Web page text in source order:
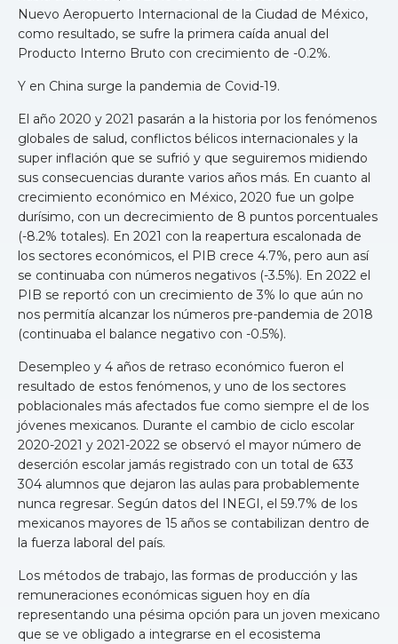
Nuevo Aeropuerto Internacional de la Ciudad de México,
como resultado, se sufre la primera caída anual del
Producto Interno Bruto con crecimiento de -0.2%.
Y en China surge la pandemia de Covid-19.
El año 2020 y 2021 pasarán a la historia por los fenómenos
globales de salud, conflictos bélicos internacionales y la
super inflación que se sufrió y que seguiremos midiendo
sus consecuencias durante varios años más. En cuanto al
crecimiento económico en México, 2020 fue un golpe
durísimo, con un decrecimiento de 8 puntos porcentuales
(-8.2% totales). En 2021 con la reapertura escalonada de
los sectores económicos, el PIB crece 4.7%, pero aun así
se continuaba con números negativos (-3.5%). En 2022 el
PIB se reportó con un crecimiento de 3% lo que aún no
nos permitía alcanzar los números pre-pandemia de 2018
(continuaba el balance negativo con -0.5%).
Desempleo y 4 años de retraso económico fueron el
resultado de estos fenómenos, y uno de los sectores
poblacionales más afectados fue como siempre el de los
jóvenes mexicanos. Durante el cambio de ciclo escolar
2020-2021 y 2021-2022 se observó el mayor número de
deserción escolar jamás registrado con un total de 633
304 alumnos que dejaron las aulas para probablemente
nunca regresar. Según datos del INEGI, el 59.7% de los
mexicanos mayores de 15 años se contabilizan dentro de
la fuerza laboral del país.
Los métodos de trabajo, las formas de producción y las
remuneraciones económicas siguen hoy en día
representando una pésima opción para un joven mexicano
que se ve obligado a integrarse en el ecosistema